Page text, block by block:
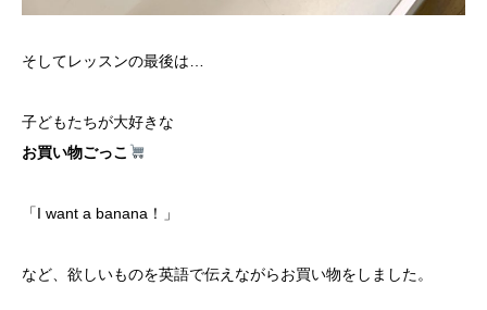
そしてレッスンの最後は…
子どもたちが大好きな
お買い物ごっこ
「I want a banana！」
など、欲しいものを英語で伝えながらお買い物をしました。